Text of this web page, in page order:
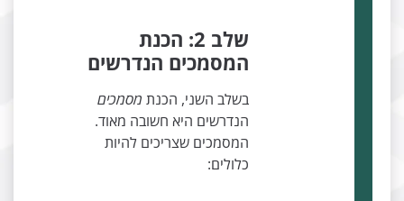
שלב 2: הכנת
המסמכים הנדרשים
בשלב השני, הכנת מסמכים
הנדרשים היא חשובה מאוד.
המסמכים שצריכים להיות
כלולים: